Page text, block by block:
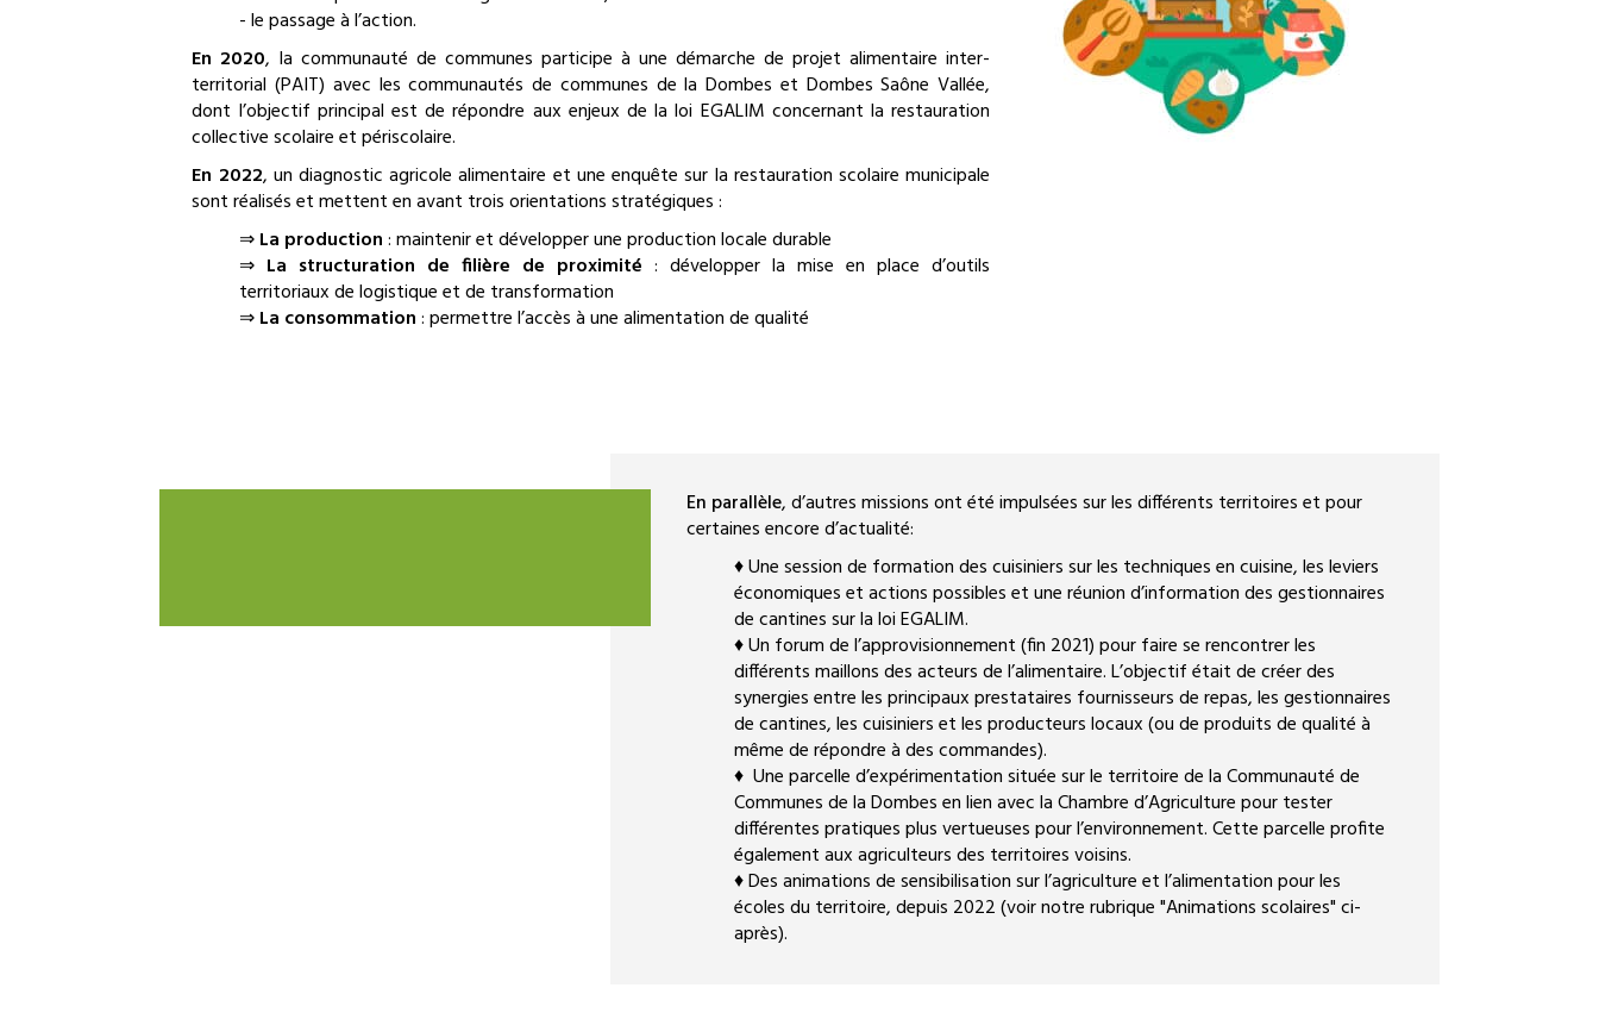
- le passage à l’action.
En 2020, la communauté de communes participe à une démarche de projet alimentaire inter-
territorial (PAIT) avec les communautés de communes de la Dombes et Dombes Saône Vallée,
dont l’objectif principal est de répondre aux enjeux de la loi EGALIM concernant la restauration
collective scolaire et périscolaire.
En 2022, un diagnostic agricole alimentaire et une enquête sur la restauration scolaire municipale
sont réalisés et mettent en avant trois orientations stratégiques :
⇒La production: maintenir et développer une production locale durable
⇒ La structuration de filière de proximité : développer la mise en place d’outils
territoriaux de logistique et de transformation
⇒La consommation: permettre l’accès à une alimentation de qualité
En parallèle, d’autres missions ont été impulsées sur les différents territoires et pour
certaines encore d’actualité:
♦ Une session de formation des cuisiniers sur les techniques en cuisine, les leviers
économiques et actions possibles et une réunion d’information des gestionnaires
de cantines sur la loi EGALIM.
♦ Un forum de l’approvisionnement (fin 2021) pour faire se rencontrer les
différents maillons des acteurs de l’alimentaire. L’objectif était de créer des
synergies entre les principaux prestataires fournisseurs de repas, les gestionnaires
de cantines, les cuisiniers et les producteurs locaux (ou de produits de qualité à
même de répondre à des commandes).
♦ Une parcelle d’expérimentation située sur le territoire de la Communauté de
Communes de la Dombes en lien avec la Chambre d’Agriculture pour tester
différentes pratiques plus vertueuses pour l’environnement. Cette parcelle profite
également aux agriculteurs des territoires voisins.
♦ Des animations de sensibilisation sur l’agriculture et l’alimentation pour les
écoles du territoire, depuis 2022 (voir notre rubrique "Animations scolaires" ci-
après).